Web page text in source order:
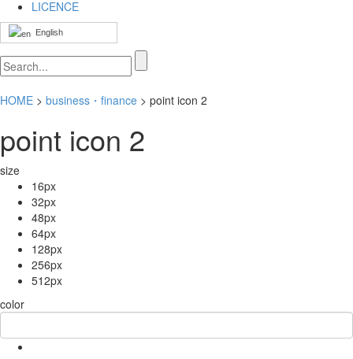
LICENCE
English
HOME > business・finance > point icon 2
point icon 2
size
16px
32px
48px
64px
128px
256px
512px
color